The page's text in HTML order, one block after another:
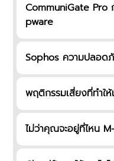
CommuniGate Pro
pware
Sophos ความปลอด
พฤติกรรมเสี่ยงที่ทำให้
ไม่ว่าคุณจะอยู่ที่ไหน